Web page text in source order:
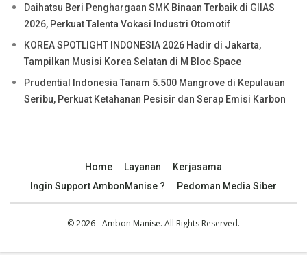
Daihatsu Beri Penghargaan SMK Binaan Terbaik di GIIAS
2026, Perkuat Talenta Vokasi Industri Otomotif
KOREA SPOTLIGHT INDONESIA 2026 Hadir di Jakarta,
Tampilkan Musisi Korea Selatan di M Bloc Space
Prudential Indonesia Tanam 5.500 Mangrove di Kepulauan
Seribu, Perkuat Ketahanan Pesisir dan Serap Emisi Karbon
Home Layanan
Kerjasama
Ingin Support AmbonManise ?
Pedoman Media Siber
© 2026 - Ambon Manise. All Rights Reserved.